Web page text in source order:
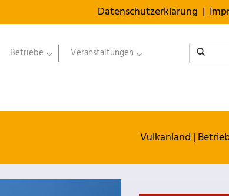
Datenschutzerklärung |
Betriebe Veranstaltungen
Vulkanland |